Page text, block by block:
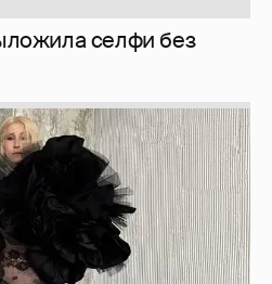
примерила новый